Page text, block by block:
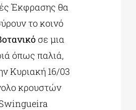
Έκφρασης θα
το κοινό
σε μια
όπως παλιά,
Κυριακή 16/03
κρουστών